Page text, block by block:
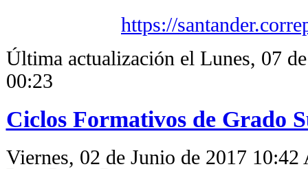
https://
Última actualización el Lunes, 07
00:23
Ciclos Formativos de Grado
Viernes, 02 de Junio de 2017 10:42